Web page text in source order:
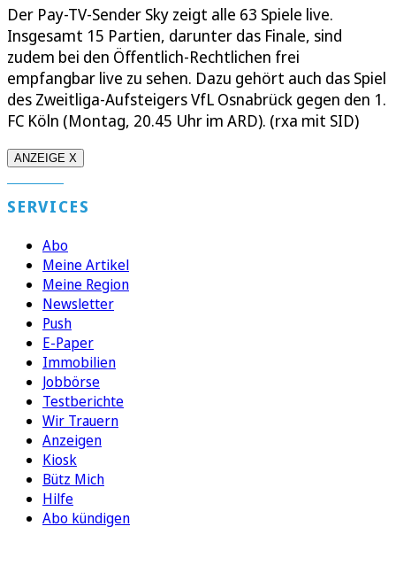
Der Pay-TV-Sender Sky zeigt alle 63 Spiele live.
Insgesamt 15 Partien, darunter das Finale, sind
zudem bei den Öffentlich-Rechtlichen frei
empfangbar live zu sehen. Dazu gehört auch das Spiel
des Zweitliga-Aufsteigers VfL Osnabrück gegen den 1.
FC Köln (Montag, 20.45 Uhr im ARD). (rxa mit SID)
ANZEIGE X
SERVICES
Abo
Meine Artikel
Meine Region
Newsletter
Push
E-Paper
Immobilien
Jobbörse
Testberichte
Wir Trauern
Anzeigen
Kiosk
Bütz Mich
Hilfe
Abo kündigen